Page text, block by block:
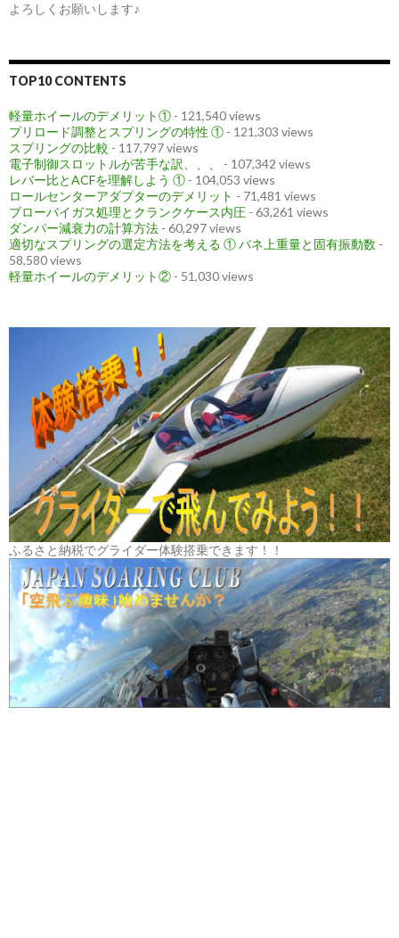
よろしくお願いします♪
TOP10 CONTENTS
軽量ホイールのデメリット① - 121,540 views
プリロード調整とスプリングの特性 ① - 121,303 views
スプリングの比較 - 117,797 views
電子制御スロットルが苦手な訳、、、
- 107,342 views
レバー比とACFを理解しよう ① - 104,053 views
ロールセンターアダプターのデメリット - 71,481 views
ブローバイガス処理とクランクケース内圧 - 63,261 views
ダンパー減衰力の計算方法 - 60,297 views
適切なスプリングの選定方法を考える ① バネ上重量と固有振動数 -
58,580 views
軽量ホイールのデメリット② - 51,030 views
ふるさと納税でグライダー体験搭乗できます！！